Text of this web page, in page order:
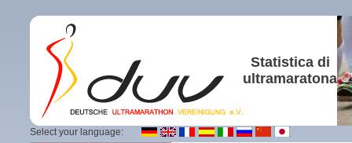
Statistica di
ultramaratona
Select your language: